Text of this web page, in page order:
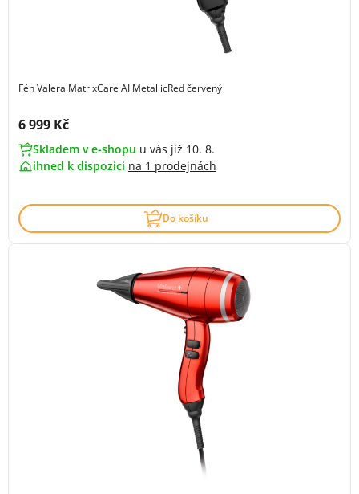
Fén Valera MatrixCare AI MetallicRed červený
Cena s DPH:
6 999 Kč
Skladem v e-shopu u vás již 10. 8.
ihned k dispozici na 1 prodejnách
Do košíku